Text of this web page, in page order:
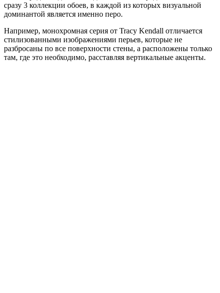
сразу 3 коллекции обоев, в каждой из которых визуальной
доминантой является именно перо.
Например, монохромная серия от Tracy Kendall отличается
стилизованными изображениями перьев, которые не
разбросаны по все поверхности стены, а расположены только
там, где это необходимо, расставляя вертикальные акценты.